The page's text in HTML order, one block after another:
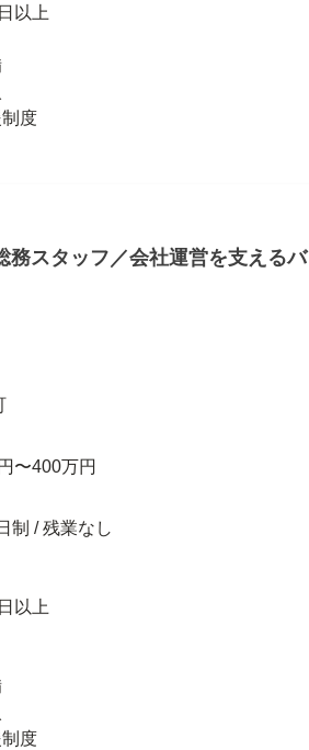
以上
度
務スタッフ／会社運営を支える
〜400万円
制 / 残業なし
以上
度